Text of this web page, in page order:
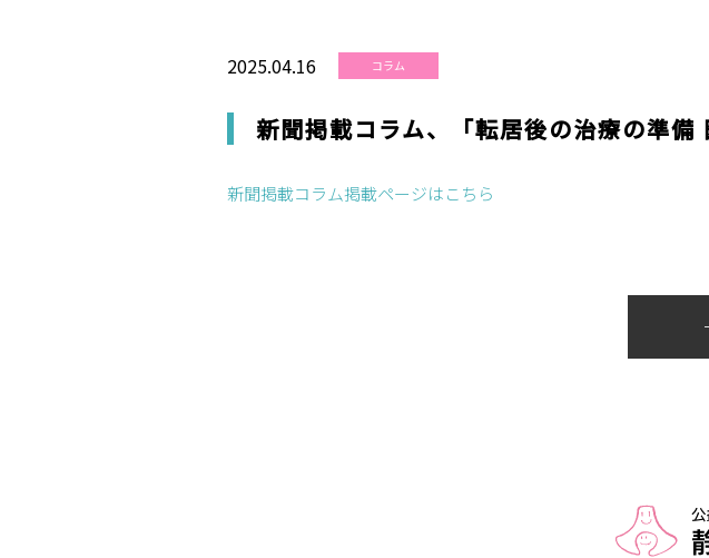
2025.04.16 コラム
新聞掲載コラム、「転居後の治療の準備
新聞掲載コラム掲載ページはこちら